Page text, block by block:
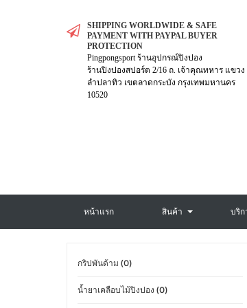
SHIPPING WORLDWIDE & SAFE
PAYMENT WITH PAYPAL BUYER
PROTECTION
Pingpongsport ร้านอุปกรณ์ปิงปอง
ร้านปิงปองสปอร์ต 2/16 ถ. เจ้าคุณทหาร แขวง
ลำปลาทิว เขตลาดกระบัง กรุงเทพมหานคร
10520
หน้าแรก สินค้า บริก
กริปพันด้าม (0)
น้ำยาเคลือบไม้ปิงปอง (0)